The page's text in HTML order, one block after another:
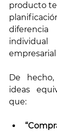
producto
De
ideas
que: